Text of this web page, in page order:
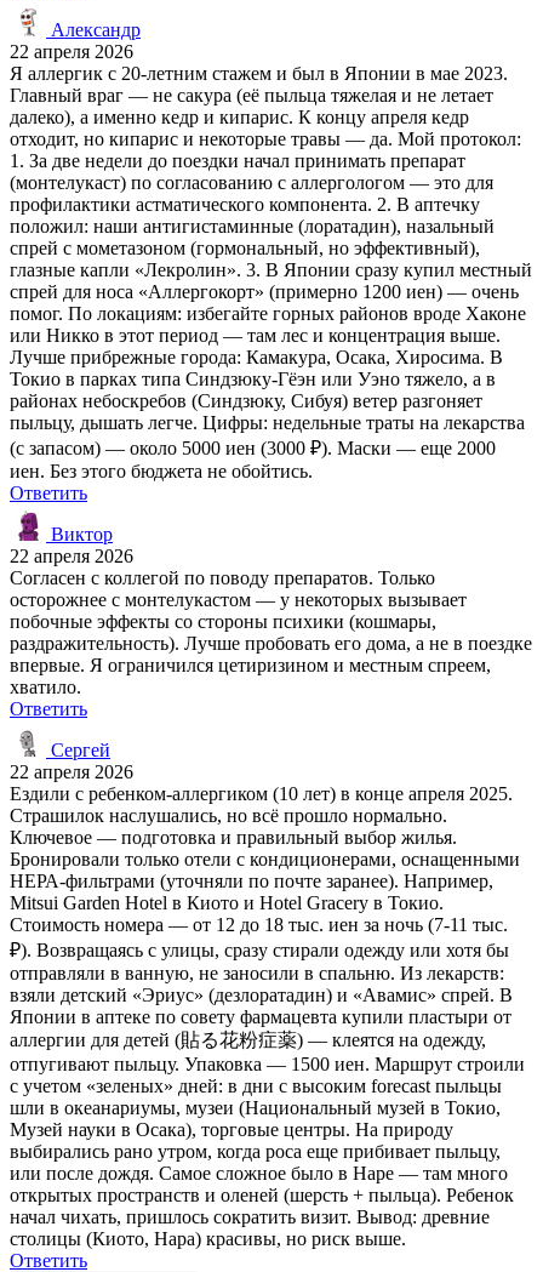
Александр
22 апреля 2026
Я аллергик с 20-летним стажем и был в Японии в мае 2023.
Главный враг — не сакура (её пыльца тяжелая и не летает
далеко), а именно кедр и кипарис. К концу апреля кедр
отходит, но кипарис и некоторые травы — да. Мой протокол:
1. За две недели до поездки начал принимать препарат
(монтелукаст) по согласованию с аллергологом — это для
профилактики астматического компонента. 2. В аптечку
положил: наши антигистаминные (лоратадин), назальный
спрей с мометазоном (гормональный, но эффективный),
глазные капли «Лекролин». 3. В Японии сразу купил местный
спрей для носа «Аллергокорт» (примерно 1200 иен) — очень
помог. По локациям: избегайте горных районов вроде Хаконе
или Никко в этот период — там лес и концентрация выше.
Лучше прибрежные города: Камакура, Осака, Хиросима. В
Токио в парках типа Синдзюку-Гёэн или Уэно тяжело, а в
районах небоскребов (Синдзюку, Сибуя) ветер разгоняет
пыльцу, дышать легче. Цифры: недельные траты на лекарства
(с запасом) — около 5000 иен (3000 ₽). Маски — еще 2000
иен. Без этого бюджета не обойтись.
Ответить
Виктор
22 апреля 2026
Согласен с коллегой по поводу препаратов. Только
осторожнее с монтелукастом — у некоторых вызывает
побочные эффекты со стороны психики (кошмары,
раздражительность). Лучше пробовать его дома, а не в поездке
впервые. Я ограничился цетиризином и местным спреем,
хватило.
Ответить
Сергей
22 апреля 2026
Ездили с ребенком-аллергиком (10 лет) в конце апреля 2025.
Страшилок наслушались, но всё прошло нормально.
Ключевое — подготовка и правильный выбор жилья.
Бронировали только отели с кондиционерами, оснащенными
НЕРА-фильтрами (уточняли по почте заранее). Например,
Mitsui Garden Hotel в Киото и Hotel Gracery в Токио.
Стоимость номера — от 12 до 18 тыс. иен за ночь (7-11 тыс.
₽). Возвращаясь с улицы, сразу стирали одежду или хотя бы
отправляли в ванную, не заносили в спальню. Из лекарств:
взяли детский «Эриус» (дезлоратадин) и «Авамис» спрей. В
Японии в аптеке по совету фармацевта купили пластыри от
аллергии для детей (貼る花粉症薬) — клеятся на одежду,
отпугивают пыльцу. Упаковка — 1500 иен. Маршрут строили
с учетом «зеленых» дней: в дни с высоким forecast пыльцы
шли в океанариумы, музеи (Национальный музей в Токио,
Музей науки в Осака), торговые центры. На природу
выбирались рано утром, когда роса еще прибивает пыльцу,
или после дождя. Самое сложное было в Наре — там много
открытых пространств и оленей (шерсть + пыльца). Ребенок
начал чихать, пришлось сократить визит. Вывод: древние
столицы (Киото, Нара) красивы, но риск выше.
Ответить